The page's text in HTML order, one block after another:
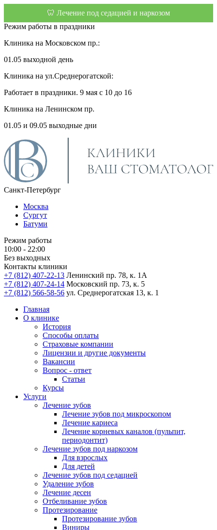
🦷 Лечение под седацией и наркозом
Режим работы в праздники
Клиника на Московском пр.:
01.05 выходной день
Клиника на ул.Среднерогатской:
Работает в праздники. 9 мая с 10 до 16
Клиника на Ленинском пр.
01.05 и 09.05 выходные дни
Санкт-Петербург
Москва
Сургут
Батуми
Режим работы
10:00 - 22:00
Без выходных
Контакты клиники
+7 (812) 407-22-13 Ленинский пр. 78, к. 1А
+7 (812) 407-24-14 Московский пр. 73, к. 5
+7 (812) 566-58-56 ул. Среднерогатская 13, к. 1
Главная
О клинике
История
Способы оплаты
Страховые компании
Лицензии и другие документы
Вакансии
Вопрос - ответ
Статьи
Курсы
Услуги
Лечение зубов
Лечение зубов под микроскопом
Лечение кариеса
Лечение корневых каналов (пульпит,
периодонтит)
Лечение зубов под наркозом
Для взрослых
Для детей
Лечение зубов под седацией
Удаление зубов
Лечение десен
Отбеливание зубов
Протезирование
Протезирование зубов
Виниры